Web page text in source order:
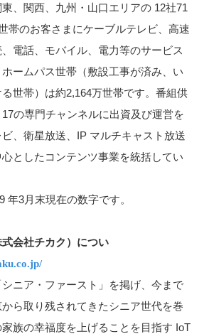
、関西、九州・山口エリアの 12社71
帯のお客さまにケーブルテレビ、高速
電話、モバイル、電力等のサービス
ームパス世帯（敷設工事が済み、い
世帯）は約2,164万世帯です。番組供
の専門チャンネルに出資及び運営を
、衛星放送、IP マルチキャスト放送
としたコンテンツ事業を統括してい
3月末現在の数字です。
会社チカク）につい
ニア・ファースト」を掲げ、今まで
ら取り残されてきたシニア世代を巻
族の幸福度を上げることを目指す IoT